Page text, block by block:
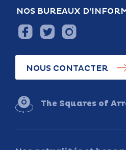
NOS BUREAUX
NOUS CONTACTER
The Squares of